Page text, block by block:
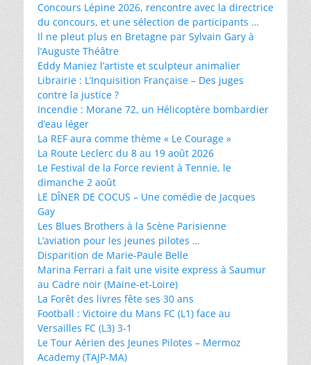
Concours Lépine 2026, rencontre avec la directrice
du concours, et une sélection de participants …
Il ne pleut plus en Bretagne par Sylvain Gary à
l’Auguste Théâtre
Eddy Maniez l’artiste et sculpteur animalier
Librairie : L’Inquisition Française – Des juges
contre la justice ?
Incendie : Morane 72, un Hélicoptère bombardier
d’eau léger
La REF aura comme thème « Le Courage »
La Route Leclerc du 8 au 19 août 2026
Le Festival de la Force revient à Tennie, le
dimanche 2 août
LE DÎNER DE COCUS – Une comédie de Jacques
Gay
Les Blues Brothers à la Scène Parisienne
L’aviation pour les jeunes pilotes …
Disparition de Marie-Paule Belle
Marina Ferrari a fait une visite express à Saumur
au Cadre noir (Maine-et-Loire)
La Forêt des livres fête ses 30 ans
Football : Victoire du Mans FC (L1) face au
Versailles FC (L3) 3-1
Le Tour Aérien des Jeunes Pilotes – Mermoz
Academy (TAJP-MA)